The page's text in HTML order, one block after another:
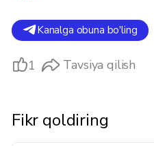
Kanalga obuna bo'ling
1 Tavsiya qilish
Fikr qoldiring